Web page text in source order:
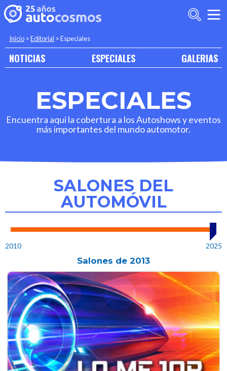
Inicio >Editorial >Especiales
NOTICIAS ESPECIALES GALERIAS
ESPECIALES
Encuentra aquí la cobertura a los Autoshows y eventos
más importantes del mundo automotor.
SALONES DEL
AUTOMÓVIL
2010 2025
Salones de 2013